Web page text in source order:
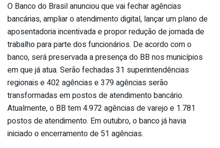
O Banco do Brasil anunciou que vai fechar agências
bancárias, ampliar o atendimento digital, lançar um plano de
aposentadoria incentivada e propor redução de jornada de
trabalho para parte dos funcionários. De acordo com o
banco, será preservada a presença do BB nos municípios
em que já atua. Serão fechadas 31 superintendências
regionais e 402 agências e 379 agências serão
transformadas em postos de atendimento bancário.
Atualmente, o BB tem 4.972 agências de varejo e 1.781
postos de atendimento. Em outubro, o banco já havia
iniciado o encerramento de 51 agências.